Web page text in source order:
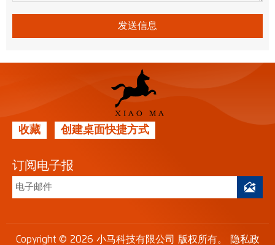
发送信息
收藏 创建桌面快捷方式
订阅电子报

Copyright © 2026 小马科技有限公司 版权所有。 隐私政